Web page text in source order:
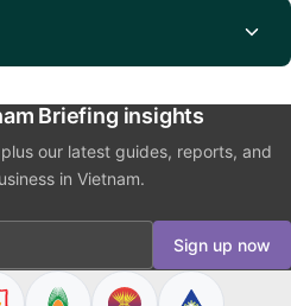
Briefing insights
our latest guides, reports, and
in Vietnam.
Sign up now